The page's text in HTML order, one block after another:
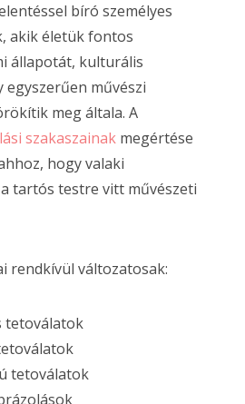
bíró személyes
akik életük fontos
állapotát, kulturális
művészi
meg általa. A
szakaszainak megértése
hogy valaki
tartós testre vitt művészeti
rendkívül változatosak:
tetoválatok
tetoválatok